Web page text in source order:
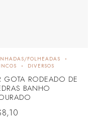
FOLHEADAS
DIVERSOS
GOTA RODEADO DE
BANHO
8,10